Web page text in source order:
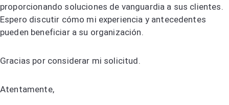
proporcionando soluciones de vanguardia a sus clientes.
Espero discutir cómo mi experiencia y antecedentes
pueden beneficiar a su organización.
Gracias por considerar mi solicitud.
Atentamente,